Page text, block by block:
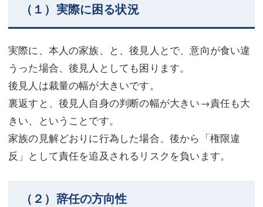
（１）実際に困る状況
実際に、本人の家族、と、後見人とで、意向が食い違
うった場合、後見人としても困ります。
後見人は裁量の幅が大きいです。
裏返すと、後見人自身の判断の幅が大きい→責任も大
きい、ということです。
家族の見解どおりに行為した場合、後から「権限違
反」として責任を追及されるリスクを負います。
（２）辞任の方向性